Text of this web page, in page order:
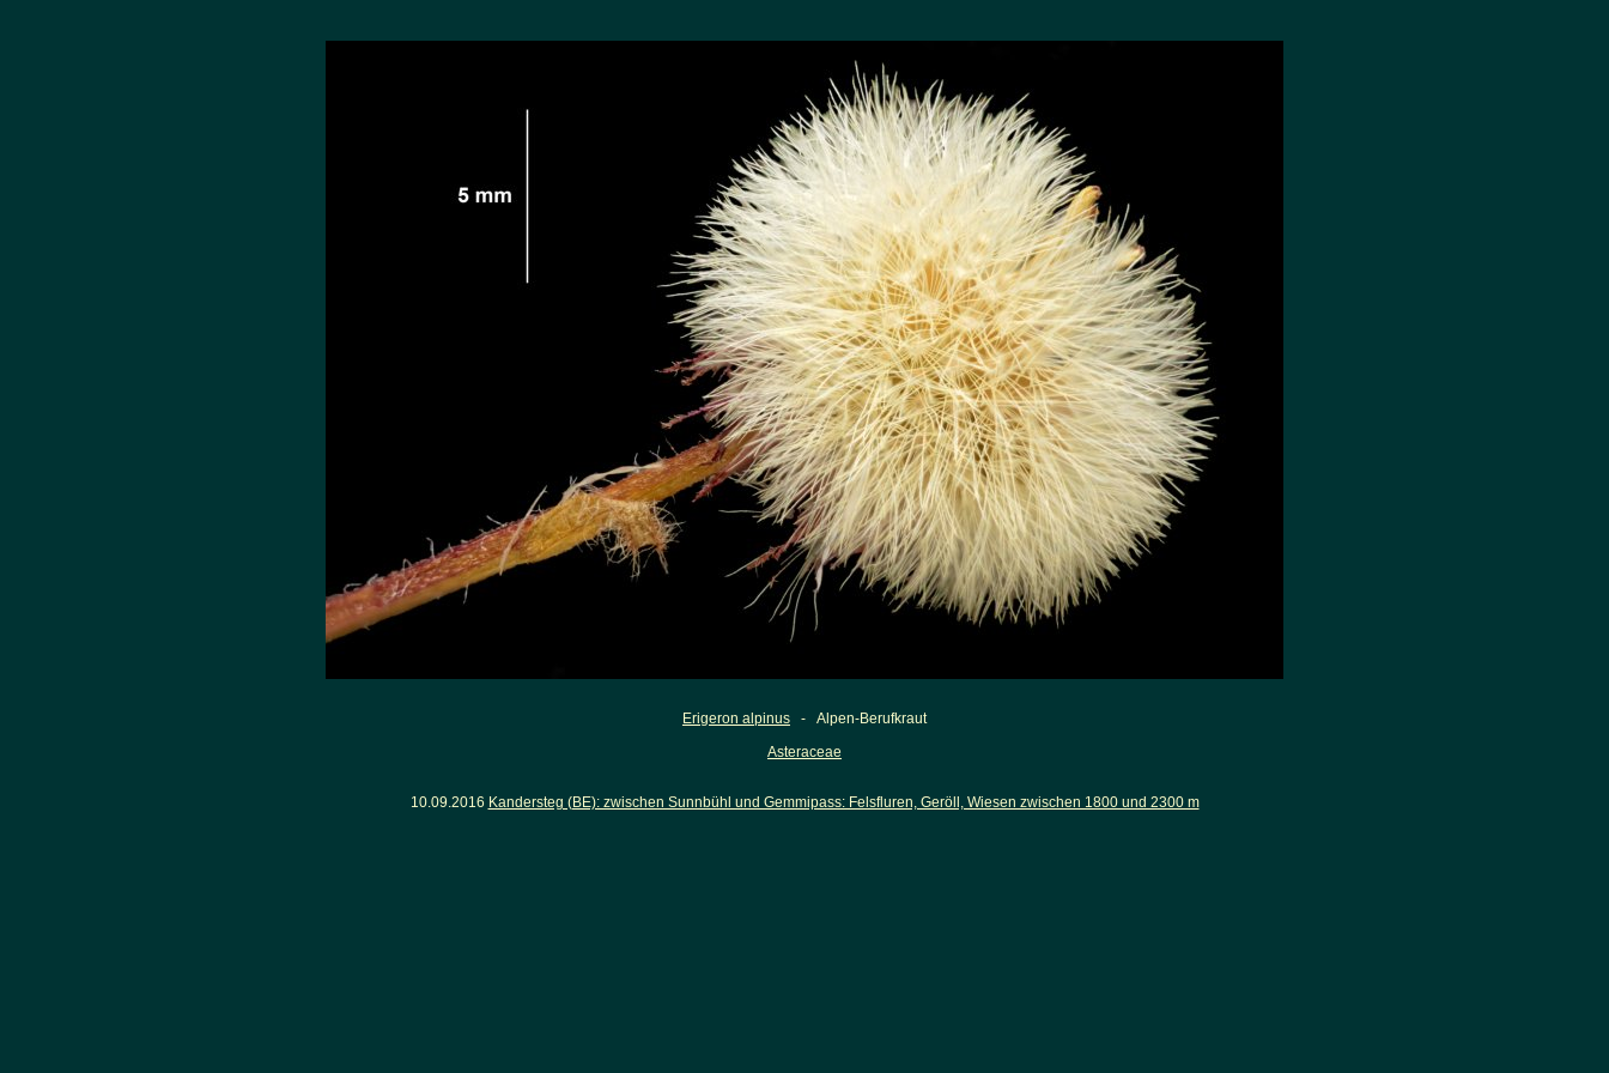
Erigeron alpinus - Alpen-Berufkraut
Asteraceae
10.09.2016 Kandersteg (BE): zwischen Sunnbühl und Gemmipass: Felsfluren, Geröll, Wiesen zwischen 1800 und 2300 m